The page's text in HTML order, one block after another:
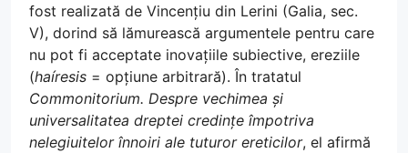
fost realizată de Vincențiu din Lerini (Galia, sec.
V), dorind să lămurească argumentele pentru care
nu pot fi acceptate inovațiile subiective, ereziile
(haíresis = opțiune arbitrară). În tratatul
Commonitorium. Despre vechimea și
universalitatea dreptei credințe împotriva
nelegiuitelor înnoiri ale tuturor ereticilor, el afirmă